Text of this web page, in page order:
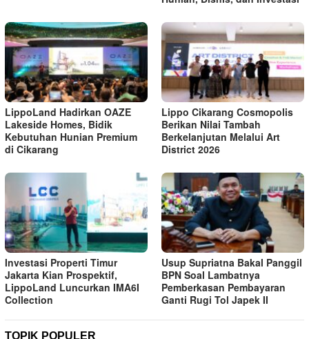
LippoLand Hadirkan OAZE
Lakeside Homes, Bidik
Kebutuhan Hunian Premium
di Cikarang
Lippo Cikarang Cosmopolis
Berikan Nilai Tambah
Berkelanjutan Melalui Art
District 2026
Investasi Properti Timur
Jakarta Kian Prospektif,
LippoLand Luncurkan IMA6I
Collection
Usup Supriatna Bakal Panggil
BPN Soal Lambatnya
Pemberkasan Pembayaran
Ganti Rugi Tol Japek II
TOPIK POPULER